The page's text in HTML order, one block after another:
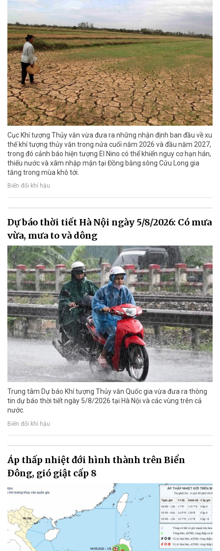
Cục Khí tượng Thủy văn vừa đưa ra những nhận định ban đầu về xu
thế khí tượng thủy văn trong nửa cuối năm 2026 và đầu năm 2027,
trong đó cảnh báo hiện tượng El Nino có thể khiến nguy cơ hạn hán,
thiếu nước và xâm nhập mặn tại Đồng bằng sông Cửu Long gia
tăng trong mùa khô tới.
Biến đổi khí hậu
Dự báo thời tiết Hà Nội ngày 5/8/2026: Có mưa
vừa, mưa to và dông
Trung tâm Dự báo Khí tượng Thủy văn Quốc gia vừa đưa ra thông
tin dự báo thời tiết ngày 5/8/2026 tại Hà Nội và các vùng trên cả
nước.
Biến đổi khí hậu
Áp thấp nhiệt đới hình thành trên Biển
Đông, gió giật cấp 8